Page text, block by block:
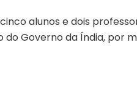
alunos e dois
Governo da Índia, por